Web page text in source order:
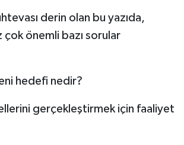
derin olan bu yazıda,
çok önemli bazı sorular
hedefi nedir?
gerçekleştirmek için faaliyet